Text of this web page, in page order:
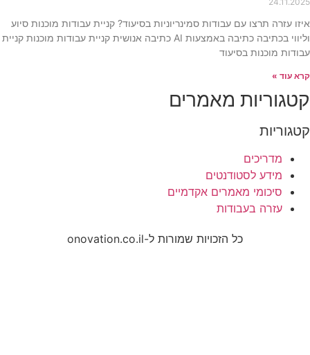
איזו עזרה תרצו עם עבודות סמינריוניות בסיעוד? קניית עבודות מוכנות סיוע
וליווי בכתיבה כתיבה באמצעות AI כתיבה אנושית קניית עבודות מוכנות קניית
עבודות מוכנות בסיעוד
קרא עוד »
קטגוריות מאמרים
קטגוריות
מדריכים
מידע לסטודנטים
סיכומי מאמרים אקדמיים
עזרה בעבודות
כל הזכויות שמורות ל-onovation.co.il